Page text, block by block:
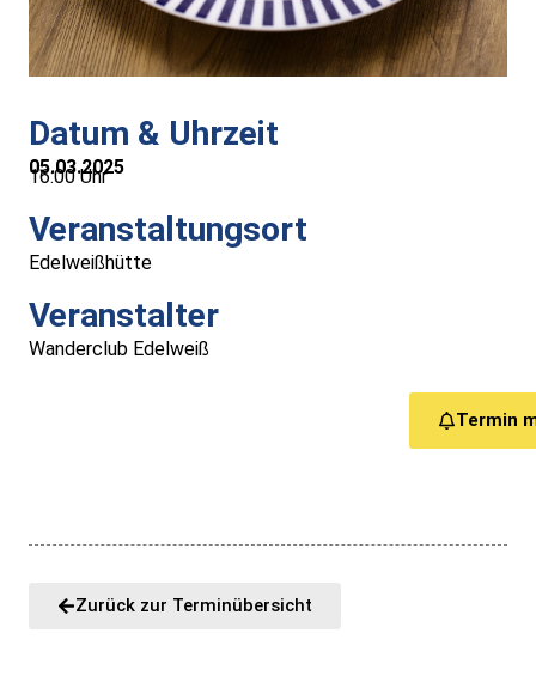
Ortsrat
Schiedsmann
Gastronomie & Übernachtung
Medizinische Versorgung
Vereine
Datum & Uhrzeit
05.03.2025
16:00 Uhr
Veranstaltungsort
Edelweißhütte
Veranstalter
Wanderclub Edelweiß
Zurück zur Terminübersicht
Termin